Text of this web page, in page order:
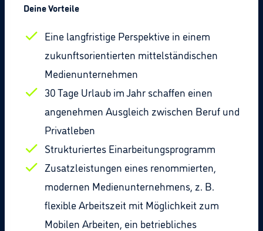
Deine Vorteile
Eine langfristige Perspektive in einem
zukunftsorientierten mittelständischen
Medienunternehmen
30 Tage Urlaub im Jahr schaffen einen
angenehmen Ausgleich zwischen Beruf und
Privatleben
Strukturiertes Einarbeitungsprogramm
Zusatzleistungen eines renommierten,
modernen Medienunternehmens, z. B.
flexible Arbeitszeit mit Möglichkeit zum
Mobilen Arbeiten, ein betriebliches